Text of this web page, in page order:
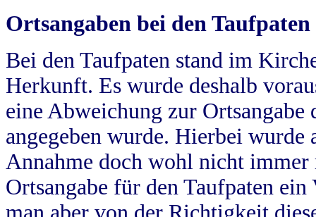
Ortsangaben bei den Taufpaten
Bei den Taufpaten stand im
Herkunft. Es wurde deshalb
eine Abweichung zur
angegeben wurde. Hierbei wurde
Annahme doch wohl nicht
Ortsangabe für den Taufpaten